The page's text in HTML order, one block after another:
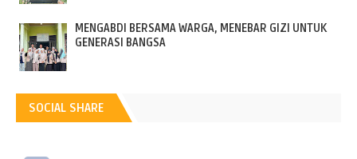
MENGABDI BERSAMA WARGA, MENEBAR GIZI UNTUK
GENERASI BANGSA
SOCIAL SHARE